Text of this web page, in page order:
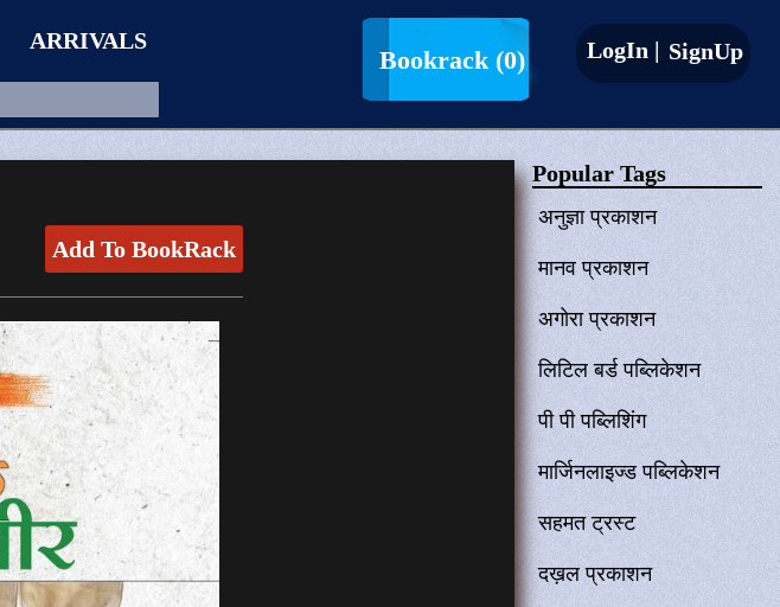
ARRIVALS
Bookrack (0) LogIn | SignUp
Add To BookRack
Popular Tags
अनुज्ञा प्रकाशन
मानव प्रकाशन
अगोरा प्रकाशन
लिटिल बर्ड पब्लिकेशन
पी पी पब्लिशिंग
मार्जिनलाइज्ड पब्लिकेशन
सहमत ट्रस्ट
दख़ल प्रकाशन